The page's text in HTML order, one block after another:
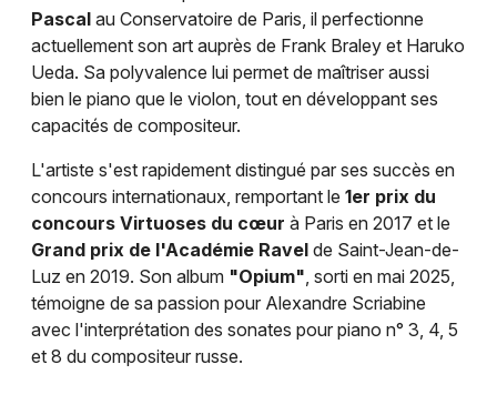
Pascal au Conservatoire de Paris, il perfectionne
actuellement son art auprès de Frank Braley et Haruko
Ueda. Sa polyvalence lui permet de maîtriser aussi
bien le piano que le violon, tout en développant ses
capacités de compositeur.
L'artiste s'est rapidement distingué par ses succès en
concours internationaux, remportant le 1er prix du
concours Virtuoses du cœur à Paris en 2017 et le
Grand prix de l'Académie Ravel de Saint-Jean-de-
Luz en 2019. Son album "Opium", sorti en mai 2025,
témoigne de sa passion pour Alexandre Scriabine
avec l'interprétation des sonates pour piano n° 3, 4, 5
et 8 du compositeur russe.